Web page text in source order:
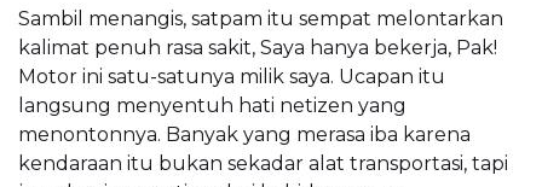
Sambil menangis, satpam itu sempat melontarkan
kalimat penuh rasa sakit, Saya hanya bekerja, Pak!
Motor ini satu-satunya milik saya. Ucapan itu
langsung menyentuh hati netizen yang
menontonnya. Banyak yang merasa iba karena
kendaraan itu bukan sekadar alat transportasi, tapi